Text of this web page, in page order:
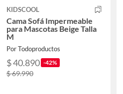
KIDSCOOL
Cama Sofá Impermeable
para Mascotas Beige Talla
M
Por Todoproductos
$ 40.890 -42%
$ 69.990